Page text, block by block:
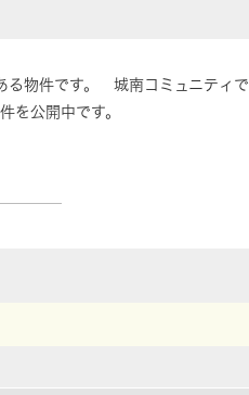
る物件です。 城南コミュニティで
を公開中です。